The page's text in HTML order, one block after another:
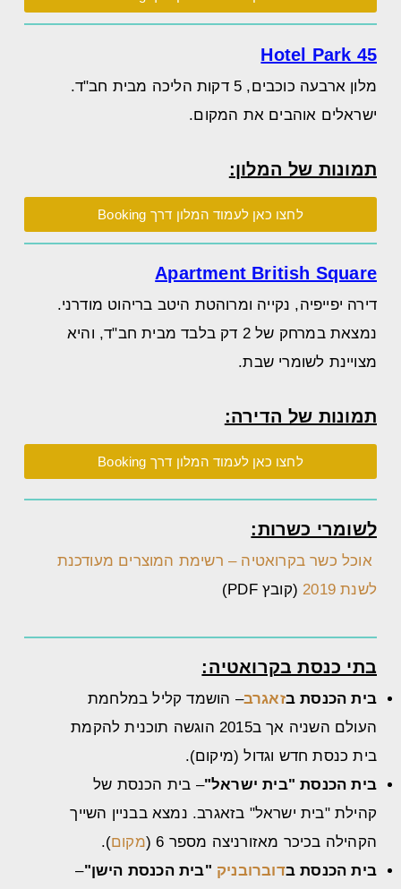
Hotel Park 45
מלון ארבעה כוכבים, 5 דקות הליכה מבית חב"ד.
ישראלים אוהבים את המקום.
תמונות של המלון:
לחצו כאן לעמוד המלון דרך Booking
Apartment British Square
דירה יפייפיה, נקייה ומרוהטת היטב בריהוט מודרני.
נמצאת במרחק של 2 דק בלבד מבית חב"ד, והיא
מצויינת לשומרי שבת.
תמונות של הדירה:
לחצו כאן לעמוד המלון דרך Booking
לשומרי כשרות:
אוכל כשר בקרואטיה – רשימת המוצרים מעודכנת
לשנת 2019
(קובץ PDF)
בתי כנסת בקרואטיה:
בית הכנסת בזאגרב– הושמד קליל במלחמת
העולם השניה אך ב2015 הוגשה תוכנית להקמת
בית כנסת חדש וגדול (מיקום).
בית הכנסת "בית ישראל"– בית הכנסת של
קהילת "בית ישראל" בזאגרב. נמצא בבניין השייך
הקהילה בכיכר מאזורניצה מספר 6 (
מקום).
בית הכנסת בדוברובניק "בית הכנסת הישן"–